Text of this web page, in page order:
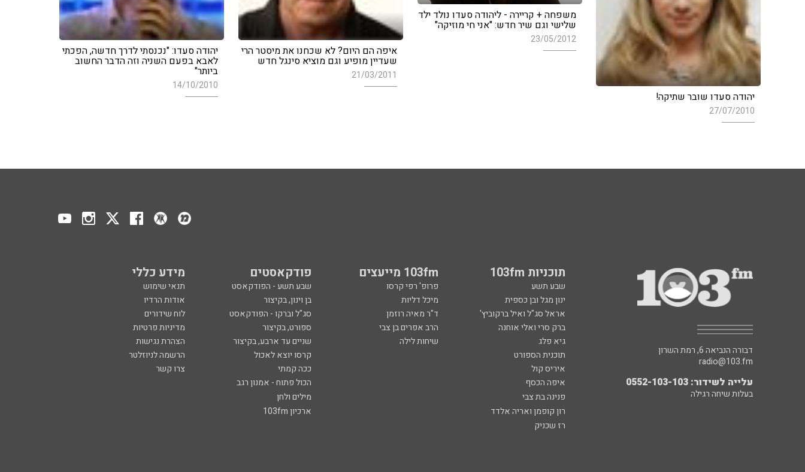
משפחה + קריירה - ליהודה סעדו נולד ילד
שלישי וגם שיר חדש: "אני חי מוזיקה"
23/05/2012
איפה הם היום? לא שכחנו את מיסטר הרי
שעדיין מופיע וגם מוציא סינגל חדש
21/03/2011
יהודה סעדו: "נכנסתי לדרך חדשה, הפכתי
לאבא בפעם השניה וזה הדבר החשוב
ביותר"
14/10/2010
יהודה סעדו שובר שתיקה!
27/07/2010
תוכניות 103fm 103fm מייעצים פודקאסטים מידע כללי
שבע תשע פרופ' רפי קרסו שבע תשע - הפודקאסט
תנאי שימוש
ינון מגל ובן כספית
מיכל דליות בן וינון, בקיצור
אודות הרדיו
אראל סג"ל ואיל ברקוביץ'
ד"ר מאיה רוזמן סג"ל וברקו - הפודקאסט
לוח שידורים
ברק סרי ואלי אוחנה
הרב אפרים בן צבי ספורט, בקיצור
מדיניות פרטיות
גיא פלג
שיחות לילה שניים עד ארבע, בקיצור
הצהרת נגישות
תוכנית הספורט
קרסו יוצא לאכול
הרשמה לניוזלטר
איריס קול
ככה קמתי
צרו קשר
איפה הכסף
הכול פתוח - אמנון רגב
פנינה בת צבי
מילים ולחן
רון קופמן ואריה אלדד
ארכיון 103fm
רז שכניק
דבורה הנביאה 6, רמת השרון
radio@103.fm
עלייה לשידור: 0552-103-103
בעלות שיחה רגילה